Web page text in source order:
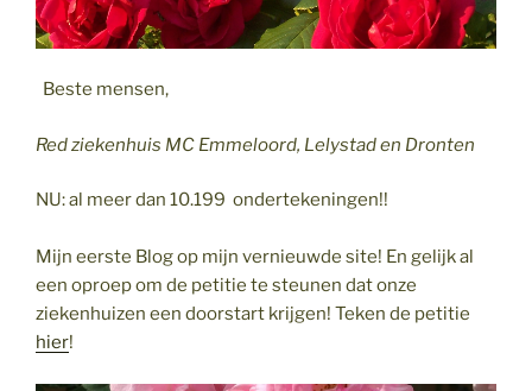
Beste mensen,
Red ziekenhuis MC Emmeloord, Lelystad en Dronten
NU: al meer dan 10.199 ondertekeningen!!
Mijn eerste Blog op mijn vernieuwde site! En gelijk al
een oproep om de petitie te steunen dat onze
ziekenhuizen een doorstart krijgen! Teken de petitie
hier!